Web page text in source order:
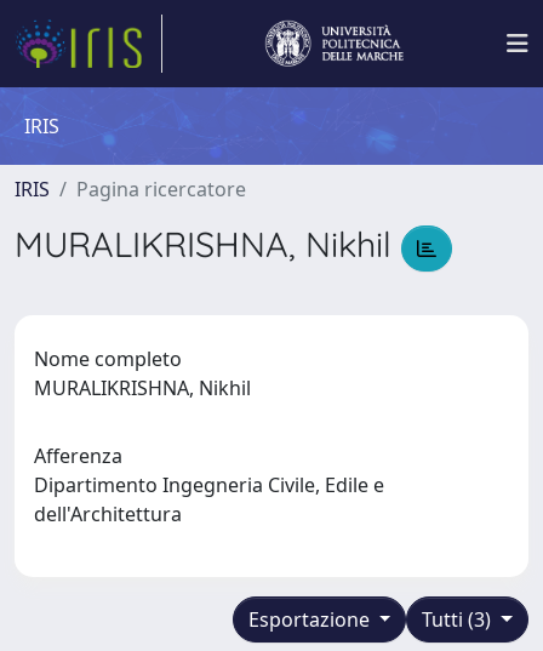
IRIS
IRIS Pagina ricercatore
MURALIKRISHNA, Nikhil
Nome completo
MURALIKRISHNA, Nikhil
Afferenza
Dipartimento Ingegneria Civile, Edile e
dell'Architettura
Tutti (3)
Esportazione